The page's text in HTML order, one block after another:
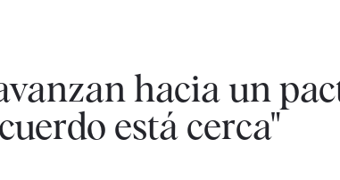
hacia un
está cerca"